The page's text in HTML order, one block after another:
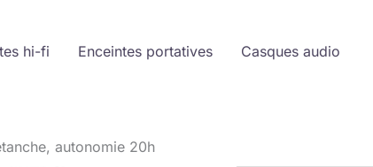
hi-fi Enceintes portatives
Casques audio
autonomie 20h